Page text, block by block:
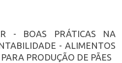
- BOAS PRÁTICAS NA
- ALIMENTOS
PRODUÇÃO DE PÃES